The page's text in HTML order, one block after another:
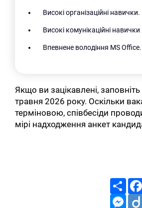
Високі організаційні навички.
Високі комунікаційні навички
Впевнене володіння MS Office.
Якщо ви зацікавлені, заповніть
травня 2026 року. Оскільки
терміновою, співбесіди
мірі надходження анкет
Share